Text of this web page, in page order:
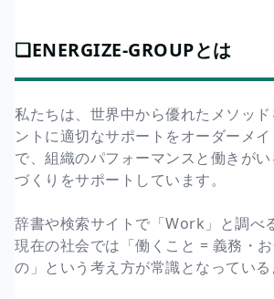
❏ENERGIZE-GROUPとは
私たちは、世界中から優れたメソッ
ントに適切なサポートをオーダーメ
で、組織のパフォーマンスと働きが
づくりをサポートしています。
辞書や検索サイトで「Work」と調べ
現在の社会では「働くこと = 義務・
の」という考え方が常識となっている